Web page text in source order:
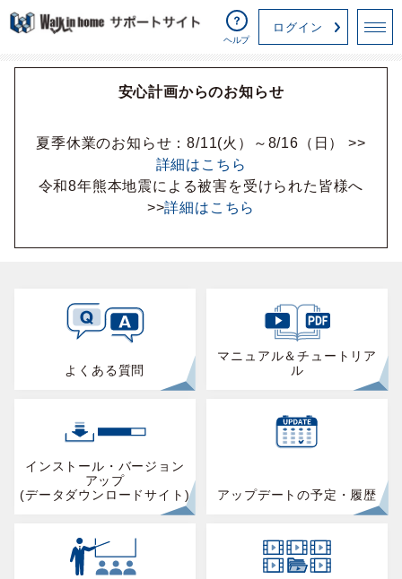
ヘルプ
ログイン
安心計画からのお知らせ
夏季休業のお知らせ：8/11(火）～8/16（日） >>
詳細はこちら
令和8年熊本地震による被害を受けられた皆様へ
>>詳細はこちら
よくある質問
マニュアル＆チュートリア
ル
インストール・バージョン
アップ
(データダウンロードサイト)
アップデートの予定・履歴